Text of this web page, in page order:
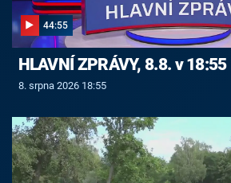
44:55
HLAVNÍ ZPRÁVY, 8.8. v 18:55
8. srpna 2026 18:55